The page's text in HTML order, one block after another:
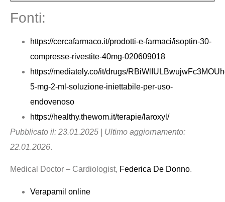
Fonti:
https://cercafarmaco.it/prodotti-e-farmaci/isoptin-30-
compresse-rivestite-40mg-020609018
https://mediately.co/it/drugs/
5-mg-2-ml-soluzione-iniettabile-per-uso-
endovenoso
https://healthy.thewom.it/terapie/laroxyl/
Pubblicato il: 23.01.2025 | Ultimo aggiornamento:
22.01.2026.
Medical Doctor – Cardiologist, Federica De Donno.
Verapamil online